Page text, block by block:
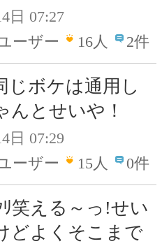
日 07:27
ーザー
16人 2件
じボケは通用し
んとせいや！
日 07:29
ーザー
15人 0件
笑える～っ!せい
どよくそこまで